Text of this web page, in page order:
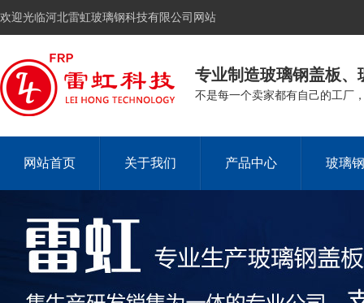
欢迎光临河北雷虹玻璃钢科技有限公司网站
专业制造玻璃钢盖板
不是每一个卖家都有自己的工厂
网站首页 关于我们 产品中心 玻璃